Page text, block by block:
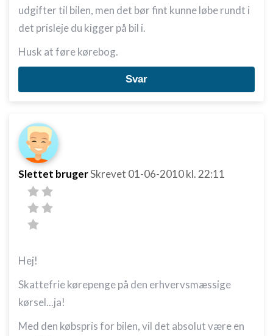
udgifter til bilen, men det bør fint kunne løbe rundt i
det prisleje du kigger på bil i.
Husk at føre kørebog.
Svar
Slettet brugerSkrevet 01-06-2010kl. 22:11
Hej!
Skattefrie kørepenge på den erhvervsmæssige
kørsel...ja!
Med den købspris for bilen, vil det absolut være en